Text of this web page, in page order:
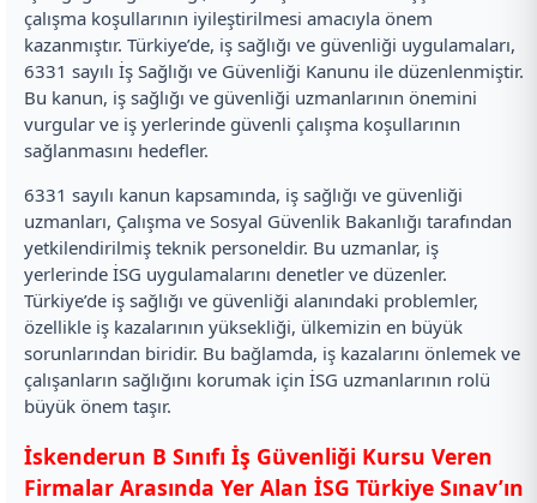
çalışma koşullarının iyileştirilmesi amacıyla önem
kazanmıştır. Türkiye’de, iş sağlığı ve güvenliği uygulamaları,
6331 sayılı İş Sağlığı ve Güvenliği Kanunu ile düzenlenmiştir.
Bu kanun, iş sağlığı ve güvenliği uzmanlarının önemini
vurgular ve iş yerlerinde güvenli çalışma koşullarının
sağlanmasını hedefler.
6331 sayılı kanun kapsamında, iş sağlığı ve güvenliği
uzmanları, Çalışma ve Sosyal Güvenlik Bakanlığı tarafından
yetkilendirilmiş teknik personeldir. Bu uzmanlar, iş
yerlerinde İSG uygulamalarını denetler ve düzenler.
Türkiye’de iş sağlığı ve güvenliği alanındaki problemler,
özellikle iş kazalarının yüksekliği, ülkemizin en büyük
sorunlarından biridir. Bu bağlamda, iş kazalarını önlemek ve
çalışanların sağlığını korumak için İSG uzmanlarının rolü
büyük önem taşır.
İskenderun B Sınıfı İş Güvenliği Kursu Veren
Firmalar Arasında Yer Alan İSG Türkiye Sınav’ın